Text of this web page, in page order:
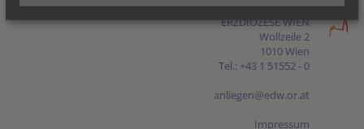
ERZDIÖZESE WIEN
Wollzeile 2
1010 Wien
Tel.: +43 1 51552 - 0
anliegen@edw.or.at
Impressum